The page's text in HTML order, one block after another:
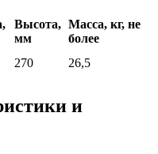
Высота,
мм
Масса, кг, не
более
270 26,5
и